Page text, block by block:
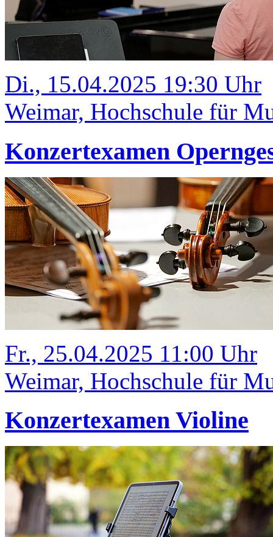
Di., 15.04.2025 19:30 Uhr
Weimar, Hochschule für
Konzertexamen
Fr., 25.04.2025 11:00 Uhr
Weimar, Hochschule für
Konzertexamen Violine